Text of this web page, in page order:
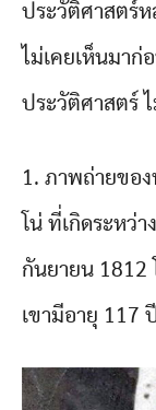
ประวัติศาสตร์ห
ไม่เคยเห็นมาก่
ประวัติศาสตร์
1. ภาพถ่ายของ
โน่ ที่เกิดระหว่
กันยายน 1812
เขามีอายุ 117